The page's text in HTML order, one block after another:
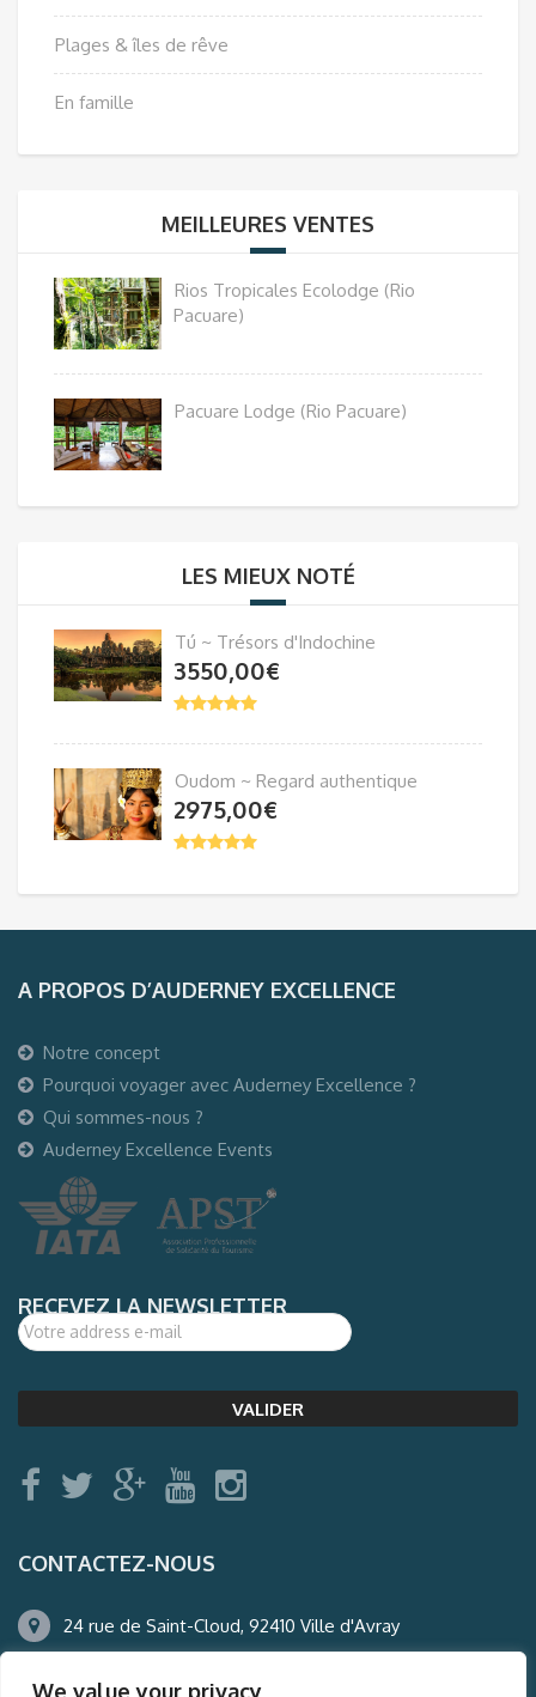
We value your privacy
Plages & îles de rêve
En famille
MEILLEURES VENTES
Rios Tropicales Ecolodge (Rio
Pacuare)
Pacuare Lodge (Rio Pacuare)
LES MIEUX NOTÉ
Tú ~ Trésors d'Indochine
3550,00€
Oudom ~ Regard authentique
2975,00€
A PROPOS D’AUDERNEY EXCELLENCE
Notre concept
Pourquoi voyager avec Auderney Excellence ?
Qui sommes-nous ?
Auderney Excellence Events
RECEVEZ LA NEWSLETTER
CONTACTEZ-NOUS
24 rue de Saint-Cloud, 92410 Ville d'Avray